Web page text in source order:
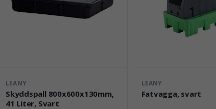
LEANY
Skyddspall 800x600x130mm,
41 Liter, Svart
LEANY
Fatvagga, svart